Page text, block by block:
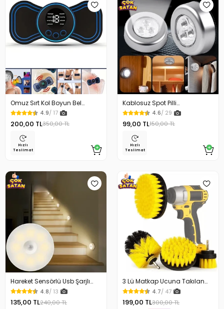
Omuz Sırt Kol Boyun Bel
Kelebek Masaj Aleti
4.9/ 17
200,00 TL350,00 TL
Hızlı
Teslimat
Kablosuz Spot Pilli
Dokunmatik Led Lamba
4.6/ 29
99,00 TL150,00 TL
Hızlı
Teslimat
Hareket Sensörlü Usb Şarjlı
Beyaz Led Işık Lamba
4.8/ 13
135,00 TL240,00 TL
3 Lü Matkap Ucuna Takılan
Temizlik Fırça Seti
4.7/ 47
199,00 TL300,00 TL